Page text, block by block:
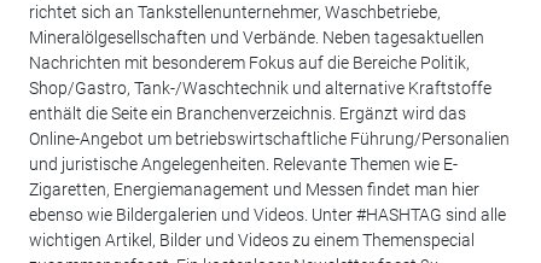
richtet sich an Tankstellenunternehmer, Waschbetriebe,
Mineralölgesellschaften und Verbände. Neben tagesaktuellen
Nachrichten mit besonderem Fokus auf die Bereiche Politik,
Shop/Gastro, Tank-/Waschtechnik und alternative Kraftstoffe
enthält die Seite ein Branchenverzeichnis. Ergänzt wird das
Online-Angebot um betriebswirtschaftliche Führung/Personalien
und juristische Angelegenheiten. Relevante Themen wie E-
Zigaretten, Energiemanagement und Messen findet man hier
ebenso wie Bildergalerien und Videos. Unter #HASHTAG sind alle
wichtigen Artikel, Bilder und Videos zu einem Themenspecial